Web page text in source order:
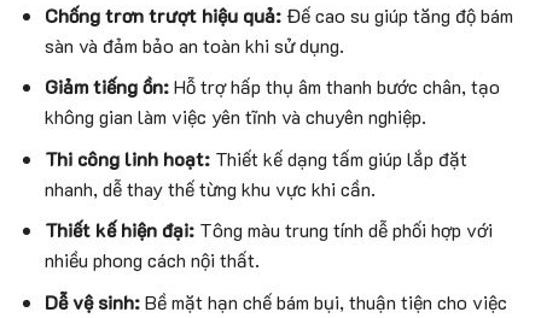
Chống trơn trượt hiệu quả: Đế cao su giúp tăng độ bám
sàn và đảm bảo an toàn khi sử dụng.
Giảm tiếng ồn:Hỗ trợ hấp thụ âm thanh bước chân, tạo
không gian làm việc yên tĩnh và chuyên nghiệp.
Thi công linh hoạt: Thiết kế dạng tấm giúp lắp đặt
nhanh, dễ thay thế từng khu vực khi cần.
Thiết kế hiện đại: Tông màu trung tính dễ phối hợp với
nhiều phong cách nội thất.
Dễ vệ sinh:Bề mặt hạn chế bám bụi, thuận tiện cho việc